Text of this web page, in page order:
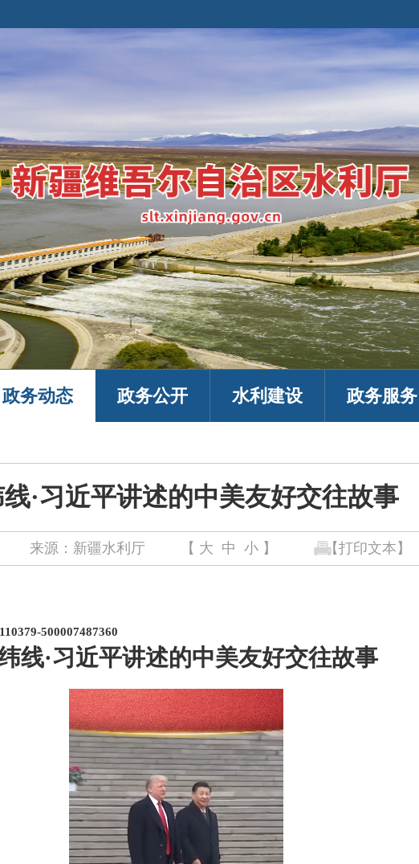
政务动态 政务公开 水利建设 政务服务
·习近平讲述的中美友好交往故事
来源：新疆水利厅 【 大 中 小 】 【打印文本】
500007487360
线·习近平讲述的中美友好交往故事